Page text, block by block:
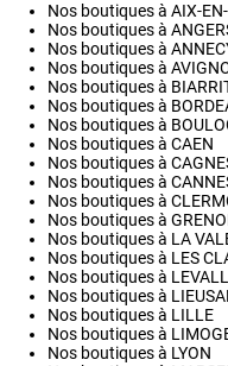
Nos boutiques à AIX-
Nos boutiques à
Nos boutiques à
Nos boutiques à
Nos boutiques à
Nos boutiques à
Nos boutiques à
Nos boutiques à CAEN
Nos boutiques à
Nos boutiques à
Nos boutiques à
Nos boutiques à
Nos boutiques à LA
Nos boutiques à LES
Nos boutiques à
Nos boutiques à
Nos boutiques à LILLE
Nos boutiques à
Nos boutiques à LYON